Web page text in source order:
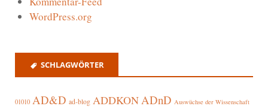
WordPress.org
SCHLAGWÖRTER
01010 AD&D ad-blog ADDKONADnD Auswüchse der Wissenschaft